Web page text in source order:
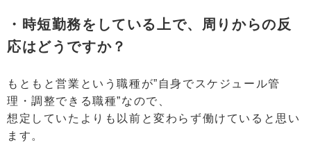
・時短勤務をしている上で、周りからの反
応はどうですか？
もともと営業という職種が”自身でスケジュール管
理・調整できる職種”なので、
想定していたよりも以前と変わらず働けていると思い
ます。